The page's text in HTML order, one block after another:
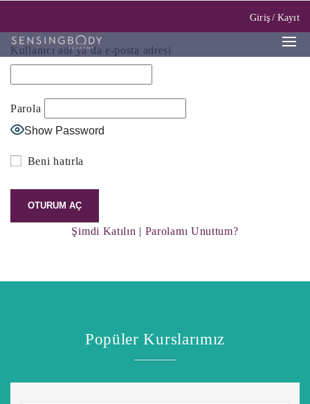
Giriş / Kayıt
Kullanıcı adı ya da e-posta adresi
Parola
Show Password
Beni hatırla
Şimdi Katılın | Parolamı Unuttum?
Popüler Kurslarımız